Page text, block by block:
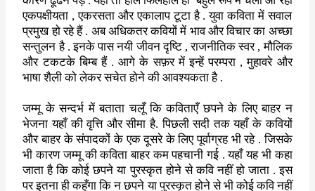
एकपक्षीयता ,एकरसता और एकालाप टूटा है . युवा कविता में सवाल
प्रमुख होरहे हैं . अब अधिकतर कवियों में भाव और विचार का अच्छा
सन्तुलन है . इनकेपास नयी जीवन दृष्टि ,राजनीतिक स्वर ,मौलिक
और टकटके बिम्ब हैं . आगे के सफ़र में इन्हें परम्परा ,मुहावरे और
भाषा शैली को लेकर सचेत होने कीआवश्यकता है .
जम्मू के सन्दर्भ में बताता चलूँ कि कविताएँ छपने के लिए बाहर न
भेजनायहाँ की वृत्ति और सीमा है. पिछली सदी तक यहाँ के कवियों
और बाहर केसंपादकों के एक दूसरे के लिए पूर्वाग्रह भी रहे . जिसके
भी कारण जम्मू कीकविता बाहर कम पहचानी गई . यहाँ यह भी कहा
जाता है कि कोई छपने या पुरस्कृत होने से कवि नहीं हो जाता . इस
पर इतना ही कहूँगा कि न छपने यापुरस्कृत होने से भी कोई कवि नहीं